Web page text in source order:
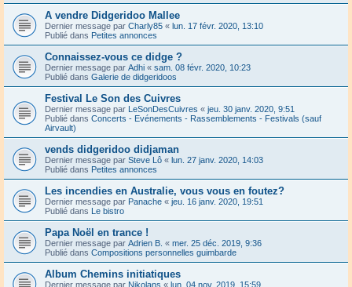
A vendre Didgeridoo Mallee
Dernier message par Charly85 « lun. 17 févr. 2020, 13:10
Publié dans Petites annonces
Connaissez-vous ce didge ?
Dernier message par Adhi « sam. 08 févr. 2020, 10:23
Publié dans Galerie de didgeridoos
Festival Le Son des Cuivres
Dernier message par LeSonDesCuivres « jeu. 30 janv. 2020, 9:51
Publié dans Concerts - Evénements - Rassemblements - Festivals (sauf
Airvault)
vends didgeridoo didjaman
Dernier message par Steve Lô « lun. 27 janv. 2020, 14:03
Publié dans Petites annonces
Les incendies en Australie, vous vous en foutez?
Dernier message par Panache « jeu. 16 janv. 2020, 19:51
Publié dans Le bistro
Papa Noël en trance !
Dernier message par Adrien B. « mer. 25 déc. 2019, 9:36
Publié dans Compositions personnelles guimbarde
Album Chemins initiatiques
Dernier message par Nikolans « lun. 04 nov. 2019, 15:59